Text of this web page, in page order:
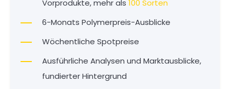
Vorprodukte, mehr als 100 Sorten
6-Monats Polymerpreis-Ausblicke
Wöchentliche Spotpreise
Ausführliche Analysen und Marktausblicke,
fundierter Hintergrund